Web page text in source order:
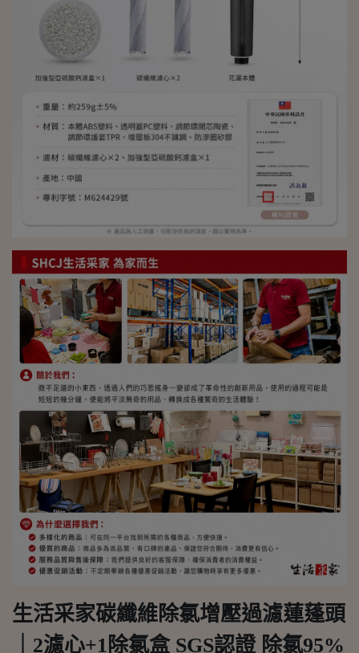
生活采家碳纖維除氯增壓過濾蓮蓬頭
｜2濾心+1除氯盒 SGS認證 除氯95%